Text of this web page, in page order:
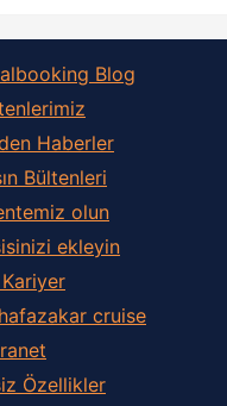
Blog
Haberler
Bültenleri
olun
ekleyin
сruise
Özellikler